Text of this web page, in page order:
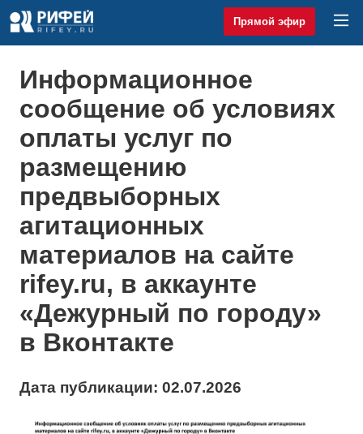
Прямой эфир
Информационное
сообщение об условиях
оплаты услуг по
размещению
предвыборных
агитационных
материалов на сайте
rifey.ru, в аккаунте
«Дежурный по городу»
в Вконтакте
Дата публикации: 02.07.2026